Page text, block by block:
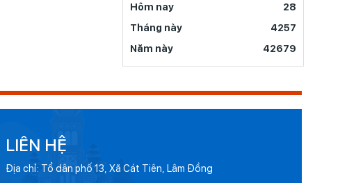
Hôm nay
28
Tháng này
4257
Năm này
42679
LIÊN HỆ
Địa chỉ: Tổ dân phố 13, Xã Cát Tiên, Lâm Đồng